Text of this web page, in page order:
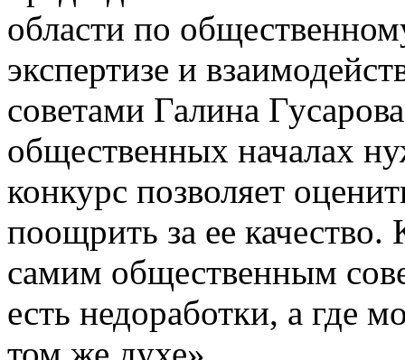
области по
экспертизе и
советами Галина
общественных началах
конкурс позволяет
поощрить за ее качество.
самим общественным
есть недоработки, а где